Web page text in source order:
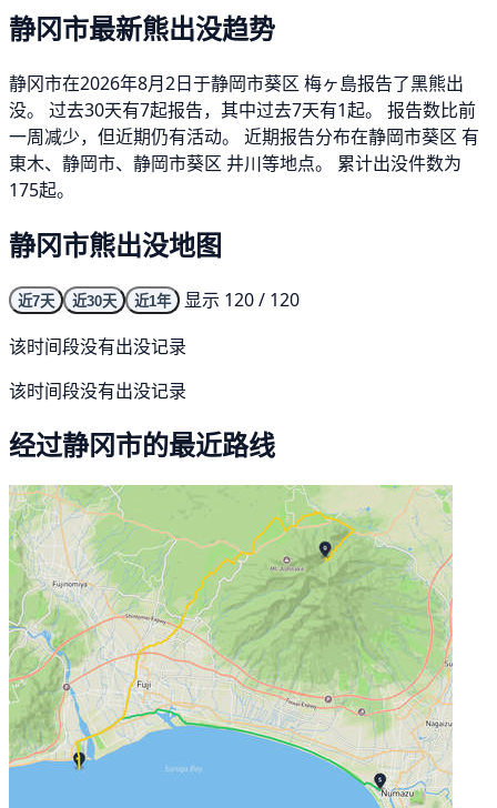
静冈市最新熊出没趋势
静冈市在2026年8月2日于静岡市葵区 梅ヶ島报告了黑熊出
没。 过去30天有7起报告，其中过去7天有1起。 报告数比前
一周减少，但近期仍有活动。 近期报告分布在静岡市葵区 有
東木、静岡市、静岡市葵区 井川等地点。 累计出没件数为
175起。
静冈市熊出没地图
近7天 近30天 近1年
显示 120 / 120
该时间段没有出没记录
该时间段没有出没记录
经过静冈市的最近路线